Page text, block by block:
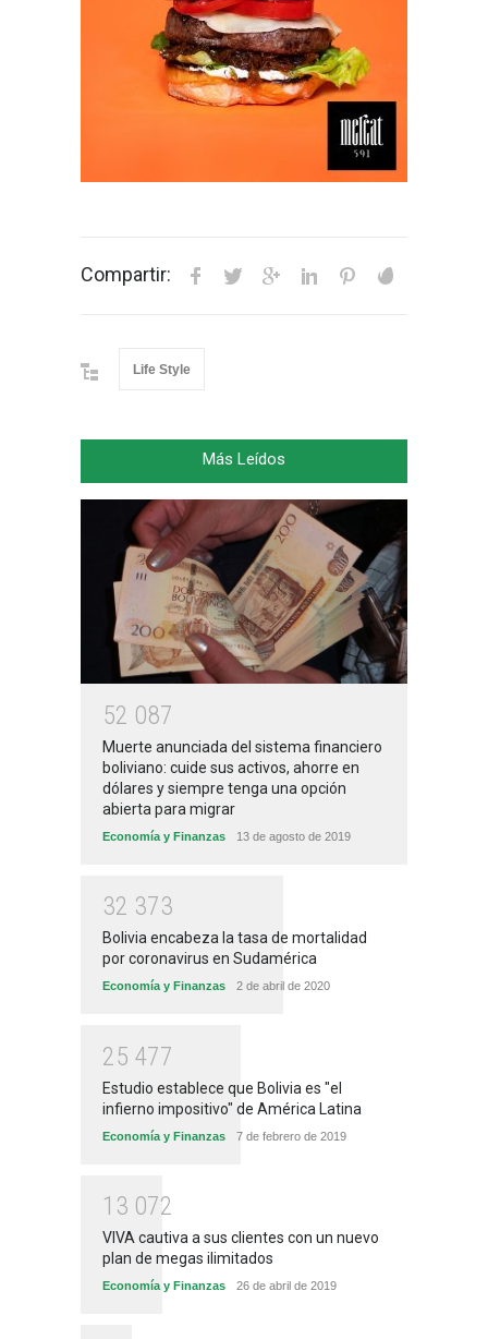
Compartir:
Life Style
Más Leídos
52 087
Muerte anunciada del sistema financiero
boliviano: cuide sus activos, ahorre en
dólares y siempre tenga una opción
abierta para migrar
Economía y Finanzas 13 de agosto de 2019
32 373
Bolivia encabeza la tasa de mortalidad
por coronavirus en Sudamérica
Economía y Finanzas 2 de abril de 2020
25 477
Estudio establece que Bolivia es "el
infierno impositivo" de América Latina
Economía y Finanzas 7 de febrero de 2019
1 3 072
VIVA cautiva a sus clientes con un nuevo
plan de megas ilimitados
Economía y Finanzas 26 de abril de 2019